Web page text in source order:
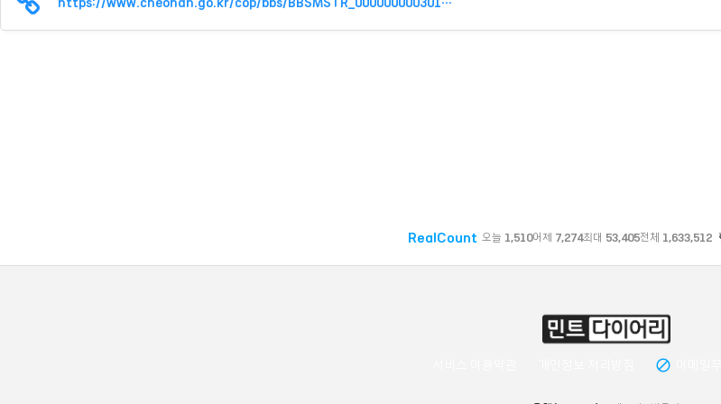
RealCount 오늘 1,510어제 7,274최대 53,405전체 1,633,512
block